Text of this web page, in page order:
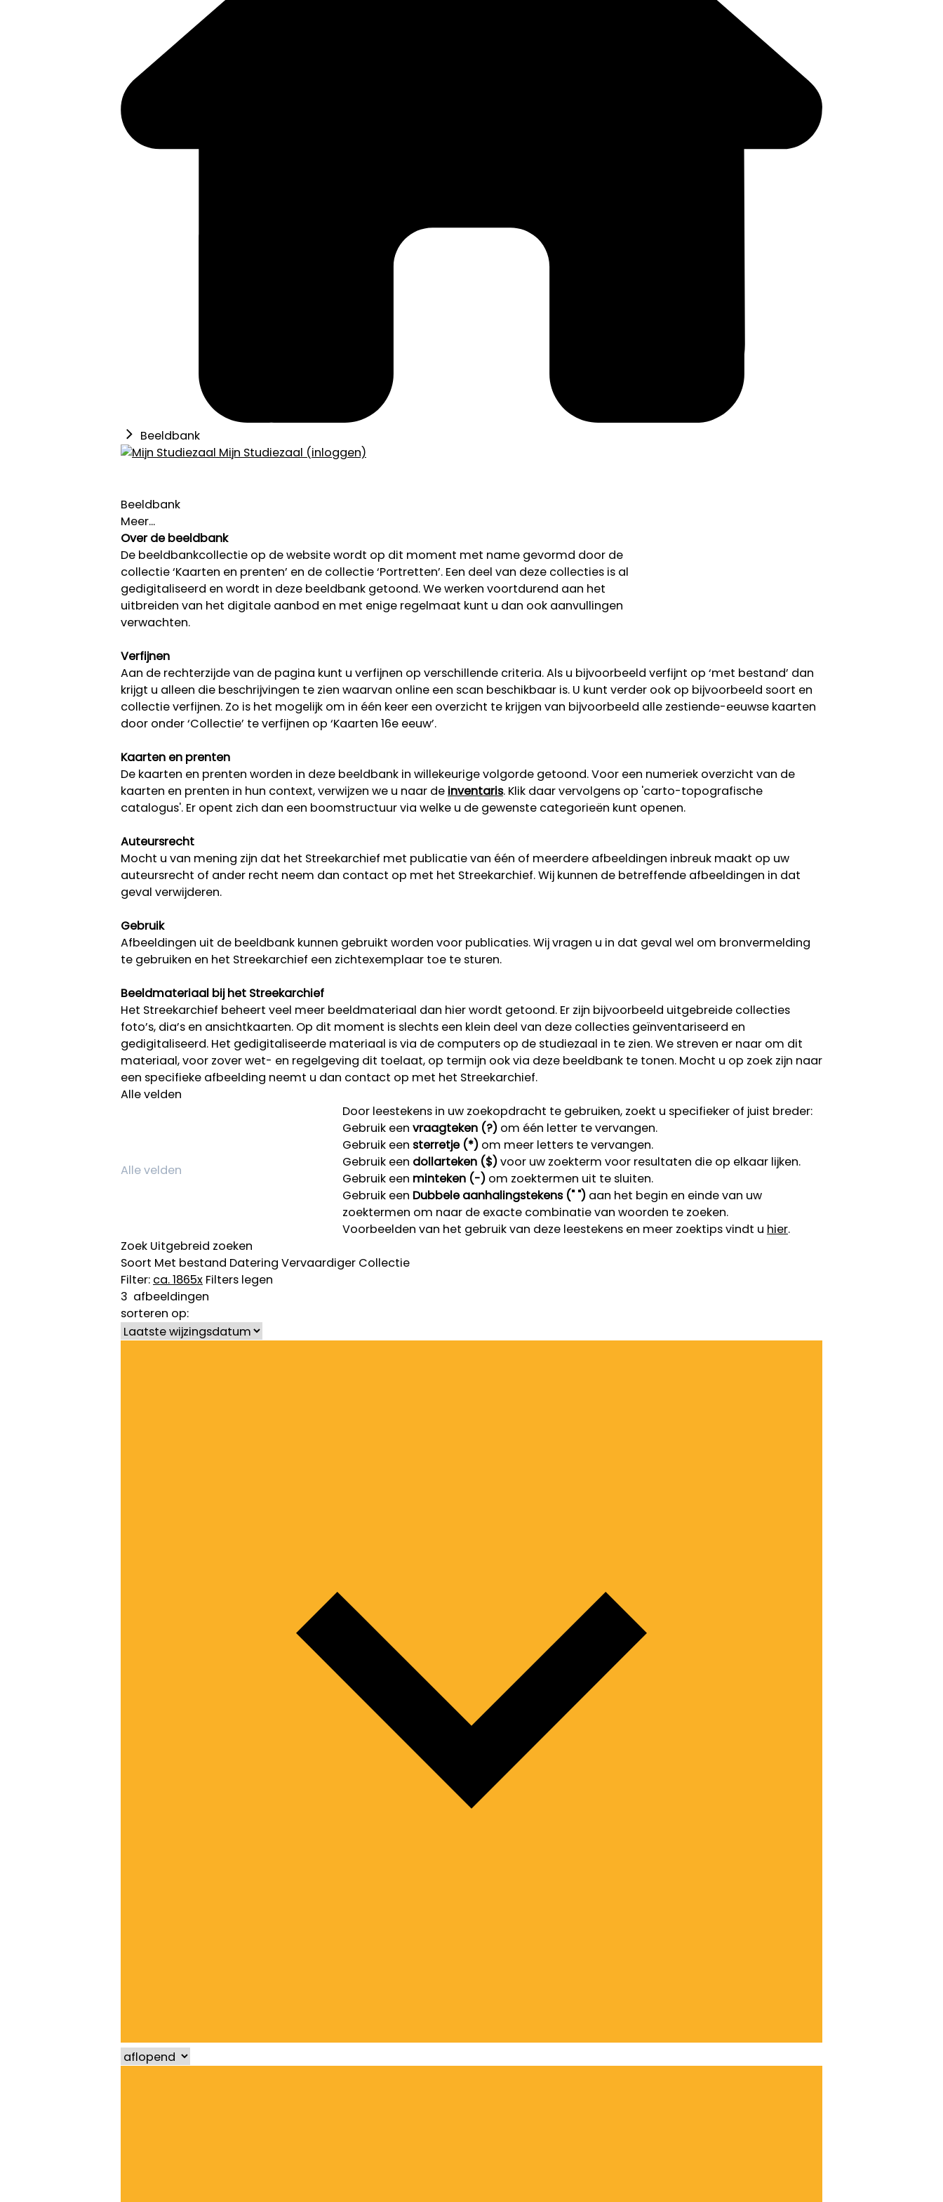
Beeldbank
Mijn Studiezaal (inloggen)
Beeldbank
Meer...
Over de beeldbank
De beeldbankcollectie op de website wordt op dit moment met name gevormd door de
collectie ‘Kaarten en prenten’ en de collectie ‘Portretten’. Een deel van deze collecties is al
gedigitaliseerd en wordt in deze beeldbank getoond. We werken voortdurend aan het
uitbreiden van het digitale aanbod en met enige regelmaat kunt u dan ook aanvullingen
verwachten.
Verfijnen
Aan de rechterzijde van de pagina kunt u verfijnen op verschillende criteria. Als u bijvoorbeeld verfijnt op ‘met bestand’ dan
krijgt u alleen die beschrijvingen te zien waarvan online een scan beschikbaar is. U kunt verder ook op bijvoorbeeld soort en
collectie verfijnen. Zo is het mogelijk om in één keer een overzicht te krijgen van bijvoorbeeld alle zestiende-eeuwse kaarten
door onder ‘Collectie’ te verfijnen op ‘Kaarten 16e eeuw’.
Kaarten en prenten
De kaarten en prenten worden in deze beeldbank in willekeurige volgorde getoond. Voor een numeriek overzicht van de
kaarten en prenten in hun context, verwijzen we u naar de inventaris. Klik daar vervolgens op 'carto-topografische
catalogus'. Er opent zich dan een boomstructuur via welke u de gewenste categorieën kunt openen.
Auteursrecht
Mocht u van mening zijn dat het Streekarchief met publicatie van één of meerdere afbeeldingen inbreuk maakt op uw
auteursrecht of ander recht neem dan contact op met het Streekarchief. Wij kunnen de betreffende afbeeldingen in dat
geval verwijderen.
Gebruik
Afbeeldingen uit de beeldbank kunnen gebruikt worden voor publicaties. Wij vragen u in dat geval wel om bronvermelding
te gebruiken en het Streekarchief een zichtexemplaar toe te sturen.
Beeldmateriaal bij het Streekarchief
Het Streekarchief beheert veel meer beeldmateriaal dan hier wordt getoond. Er zijn bijvoorbeeld uitgebreide collecties
foto’s, dia’s en ansichtkaarten. Op dit moment is slechts een klein deel van deze collecties geïnventariseerd en
gedigitaliseerd. Het gedigitaliseerde materiaal is via de computers op de studiezaal in te zien. We streven er naar om dit
materiaal, voor zover wet- en regelgeving dit toelaat, op termijn ook via deze beeldbank te tonen. Mocht u op zoek zijn naar
een specifieke afbeelding neemt u dan contact op met het Streekarchief.
Alle velden
Door leestekens in uw zoekopdracht te gebruiken, zoekt u specifieker of juist breder:
Gebruik een vraagteken (?) om één letter te vervangen.
Gebruik een sterretje (*) om meer letters te vervangen.
Gebruik een dollarteken ($)voor uw zoekterm voor resultaten die op elkaar lijken.
Gebruik een minteken (-) om zoektermen uit te sluiten.
Gebruik een Dubbele aanhalingstekens (" ") aan het begin en einde van uw
zoektermen om naar de exacte combinatie van woorden te zoeken.
Voorbeelden van het gebruik van deze leestekens en meer zoektips vindt u hier.
Zoek Uitgebreid zoeken
Soort Met bestand Datering Vervaardiger Collectie
Filter: ca. 1865x Filters legen
3 afbeeldingen
sorteren op: